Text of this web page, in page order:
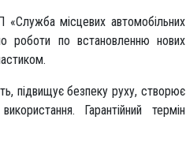
місцевих автомобільних
роботи по встановленню нових
підвищує безпеку руху, створює
Гарантійний термін